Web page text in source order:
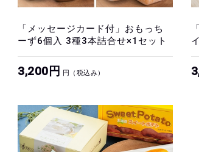
「メッセージカード付」おもっち
ーず6個入 3種3本詰合せ×1セット
3,200円 円（税込み）